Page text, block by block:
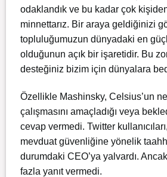
odaklandık ve bu kadar çok
minnettarız. Bir araya geldiğinizi
topluluğumuzun dünyadaki en
olduğunun açık bir işaretidir. Bu
desteğiniz bizim için dünyalara
Özellikle Mashinsky, Celsius’un
çalışmasını amaçladığı veya
cevap vermedi. Twitter
mevduat güvenliğine yönelik
durumdaki CEO’ya yalvardı.
fazla yanıt vermedi.